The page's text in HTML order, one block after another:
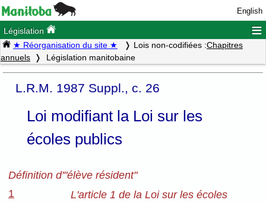
English
Législation ≡
★ Réorganisation du site ★ Lois non-codifiées :Chapitres
annuels
Législation manitobaine
L.R.M. 1987 Suppl., c. 26
Loi modifiant la Loi sur les
écoles publics
Définition d'"élève résident"
1
L'article 1 de la Loi sur les écoles